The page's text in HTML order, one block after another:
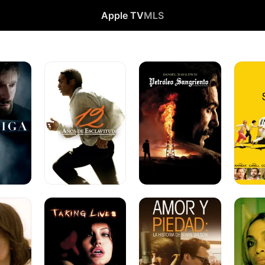
Apple TVMLS
Años
Esclavitud
There
Will
Blood
Pequeña
Robando
Vidas
Amor
Piedad:
La
Historia
de
Brian
Explicit
Ills